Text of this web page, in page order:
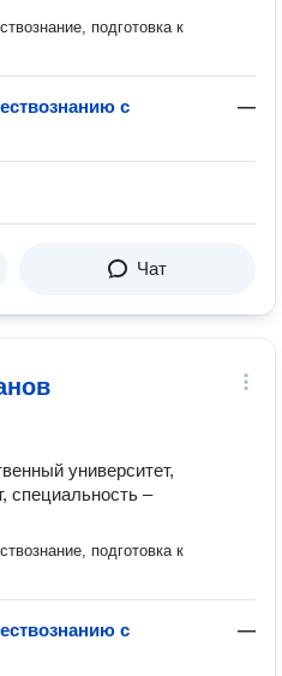
подготовка к
с
—
Чат
университет,
специальность –
подготовка к
с
—